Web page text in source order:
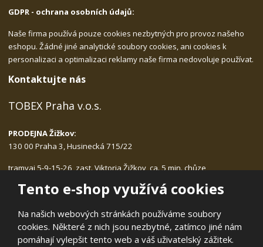
Tento e-shop využívá cookies
Na našich webových stránkách používáme soubory
cookies. Některé z nich jsou nezbytné, zatímco jiné nám
pomáhají vylepšit tento web a váš uživatelský zážitek.
GDPR - ochrana osobních údajů:
Naše firma používá pouze cookies nezbytných pro provoz našeho
eshopu. Žádné jiné analytické soubory cookies, ani cookies k
personalizaci a optimalizaci reklamy naše firma nedovoluje používat.
Kontaktujte nás
TOBEX Praha v.o.s.
PRODEJNA Žižkov:
130 00 Praha 3, Husinecká 715/22
tramvaj 5-9-15-26, zast. Viktoria Žižkov, ca. 5 min. chůze
Po-Pá: 9.00 - 17.30, bez přestávky na oběd
tlf.: 222.540.423, 775.989.406